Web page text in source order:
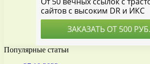
Популярные статьи